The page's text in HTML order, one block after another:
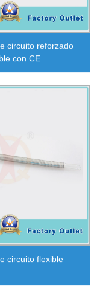
circuito reforzado
con CE
circuito flexible